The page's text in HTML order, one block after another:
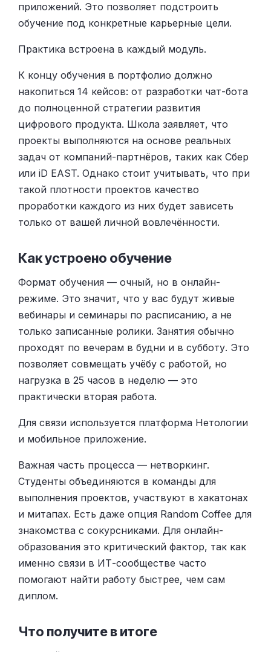
приложений. Это позволяет подстроить
обучение под конкретные карьерные цели.
Практика встроена в каждый модуль.
К концу обучения в портфолио должно
накопиться 14 кейсов: от разработки чат-бота
до полноценной стратегии развития
цифрового продукта. Школа заявляет, что
проекты выполняются на основе реальных
задач от компаний-партнёров, таких как Сбер
или iD EAST. Однако стоит учитывать, что при
такой плотности проектов качество
проработки каждого из них будет зависеть
только от вашей личной вовлечённости.
Как устроено обучение
Формат обучения — очный, но в онлайн-
режиме. Это значит, что у вас будут живые
вебинары и семинары по расписанию, а не
только записанные ролики. Занятия обычно
проходят по вечерам в будни и в субботу. Это
позволяет совмещать учёбу с работой, но
нагрузка в 25 часов в неделю — это
практически вторая работа.
Для связи используется платформа Нетологии
и мобильное приложение.
Важная часть процесса — нетворкинг.
Студенты объединяются в команды для
выполнения проектов, участвуют в хакатонах
и митапах. Есть даже опция Random Coffee для
знакомства с сокурсниками. Для онлайн-
образования это критический фактор, так как
именно связи в ИТ-сообществе часто
помогают найти работу быстрее, чем сам
диплом.
Что получите в итоге